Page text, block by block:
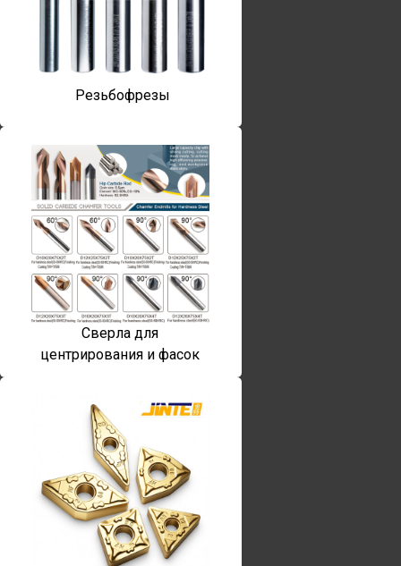
Резьбофрезы
Сверла для
центрирования и фасок